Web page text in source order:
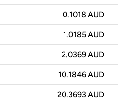
0.1018 AUD
1.0185 AUD
2.0369 AUD
10.1846 AUD
20.3693 AUD